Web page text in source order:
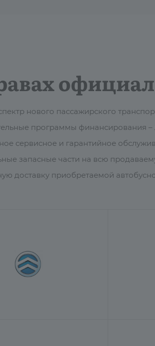
нового пассажирского
программы финансирования –
сервисное и гарантийное
запасные части на всю
доставку приобретаемой